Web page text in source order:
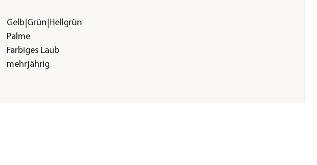
Gelb|Grün|Hellgrün
Palme
Farbiges Laub
mehrjährig